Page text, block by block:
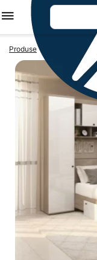
Produse Dormitoare colt